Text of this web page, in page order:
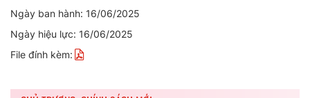
Ngày ban hành: 16/06/2025
Ngày hiệu lực: 16/06/2025
File đính kèm: